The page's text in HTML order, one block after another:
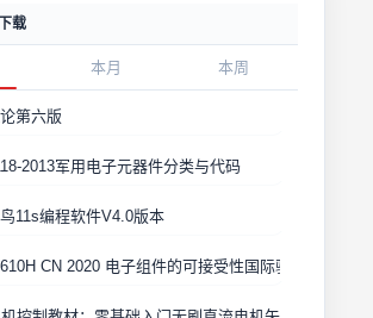
载
本月 本周
第六版
2013军用电子元器件分类与代码
11s编程软件V4.0版本
610H CN 2020 电子组件的可接受性国际验收标准